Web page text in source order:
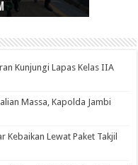
Narkotika
Kunjungi Lapas Kelas IIA
Massa, Kapolda Jambi
Kebaikan Lewat Paket Takjil